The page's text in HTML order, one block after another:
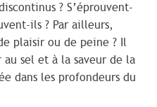
? S’éprouvent-
ils ? Par ailleurs,
plaisir ou de peine ? Il
au sel et à la saveur de la
dans les profondeurs du